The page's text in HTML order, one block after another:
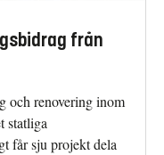
från
och renovering inom
statliga
får sju projekt dela